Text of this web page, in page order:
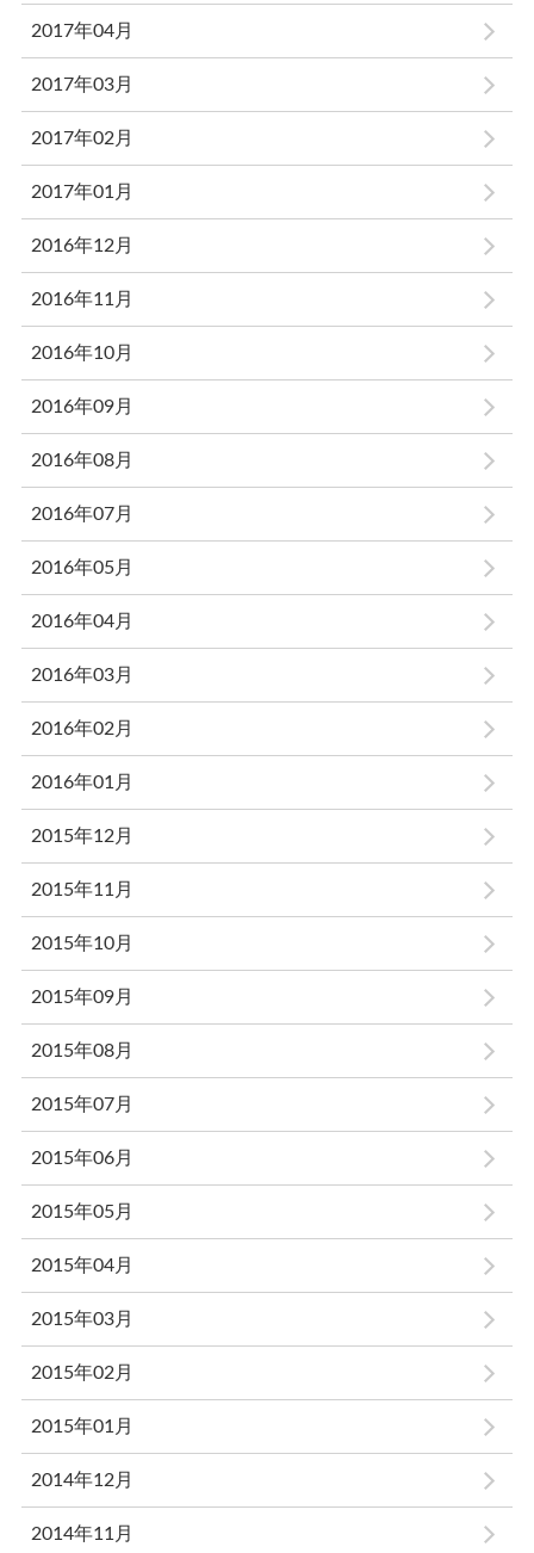
2017年04月
2017年03月
2017年02月
2017年01月
2016年12月
2016年11月
2016年10月
2016年09月
2016年08月
2016年07月
2016年05月
2016年04月
2016年03月
2016年02月
2016年01月
2015年12月
2015年11月
2015年10月
2015年09月
2015年08月
2015年07月
2015年06月
2015年05月
2015年04月
2015年03月
2015年02月
2015年01月
2014年12月
2014年11月